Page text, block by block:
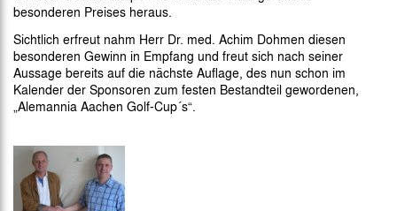
besonderen Preises heraus.
Sichtlich erfreut nahm Herr Dr. med. Achim Dohmen diesen
besonderen Gewinn in Empfang und freut sich nach seiner
Aussage bereits auf die nächste Auflage, des nun schon im
Kalender der Sponsoren zum festen Bestandteil gewordenen,
„Alemannia Aachen Golf-Cup´s“.